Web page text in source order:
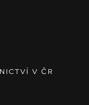
V ČR